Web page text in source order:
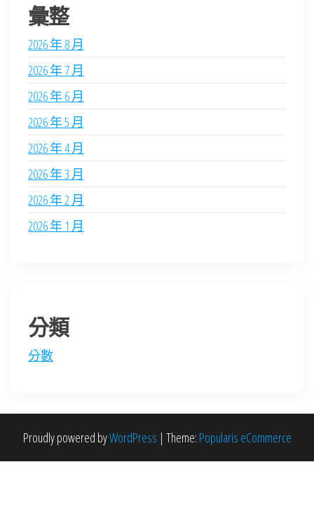
彙整
2026 年 8 月
2026 年 7 月
2026 年 6 月
2026 年 5 月
2026 年 4 月
2026 年 3 月
2026 年 2 月
2026 年 1 月
分類
分數
Proudly powered byWordPress | Theme: Popularis eCommerce